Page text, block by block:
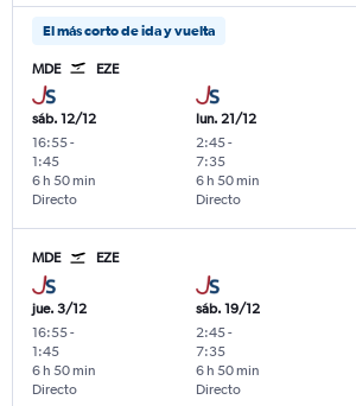
El más corto de ida y vuelta
MDE EZE
sáb. 12/12
16:55-
1:45
Directo
6 h 50 min
lun. 21/12
2:45-
7:35
Directo
6 h 50 min
MDE EZE
jue. 3/12
16:55-
1:45
Directo
6 h 50 min
sáb. 19/12
2:45-
7:35
Directo
6 h 50 min